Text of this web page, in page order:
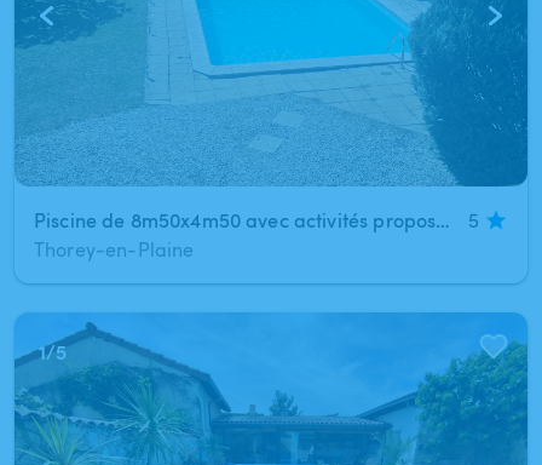
Piscine de 8m50x4m50 avec activités proposées
5
Thorey-en-Plaine
1/5